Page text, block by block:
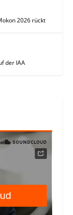
2026 rückt
der IAA